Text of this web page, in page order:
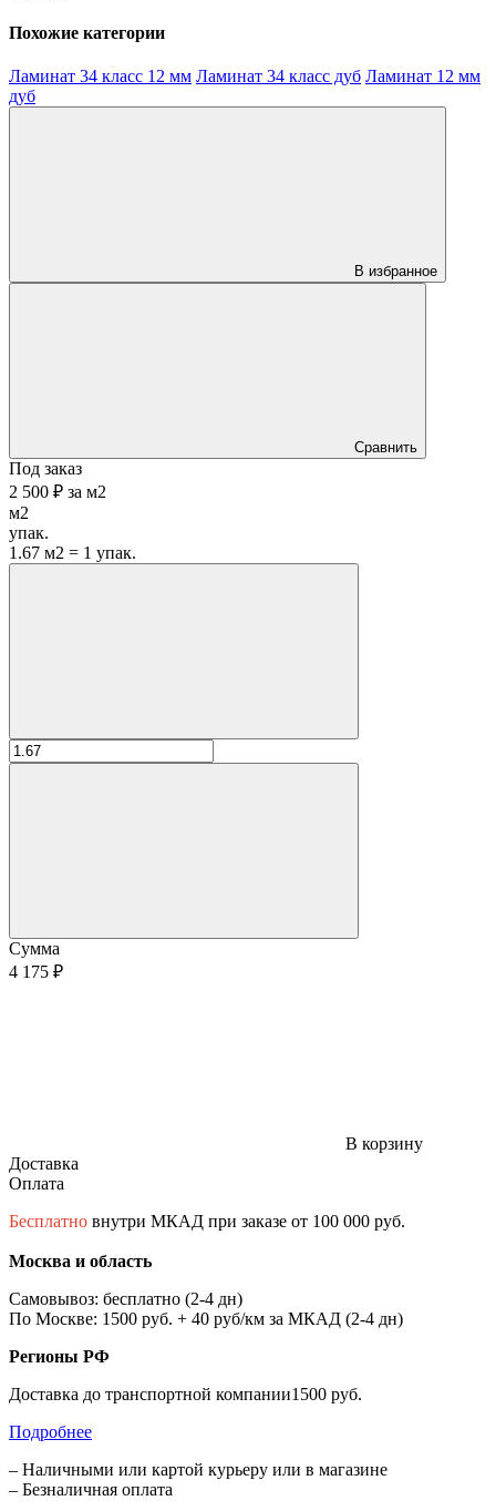
Похожие категории
Ламинат 34 класс 12 мм Ламинат 34 класс дуб Ламинат 12 мм
дуб
В избранное
Сравнить
Под заказ
2 500 ₽ за м2
м2
упак.
1.67 м2 = 1 упак.
Сумма
4 175 ₽
В корзину
Доставка
Оплата
Бесплатно внутри МКАД при заказе от 100 000 руб.
Москва и область
Самовывоз: бесплатно (2-4 дн)
По Москве: 1500 руб. + 40 руб/км за МКАД (2-4 дн)
Регионы РФ
Доставка до транспортной компании1500 руб.
Подробнее
– Наличными или картой курьеру или в магазине
– Безналичная оплата